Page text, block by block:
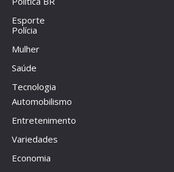
Esporte
Polícia
Mulher
Saúde
Tecnologia
Automobilismo
Entretenimento
Variedades
Economia